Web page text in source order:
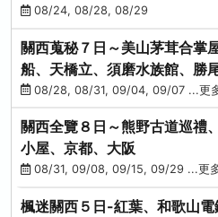
08/24, 08/28, 08/29
關西蒐秘７日～美山茅茸合掌
船、天橋立、須磨水族館、勝
08/28, 08/31, 09/04, 09/07 ...更
關西全覽８日～熊野古道巡禮
小屋、京都、大阪
08/31, 09/08, 09/15, 09/29 ...更
楓迷關西５日-紅葉、和歌山